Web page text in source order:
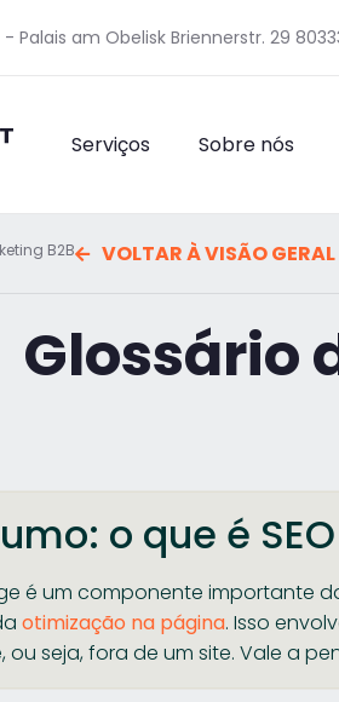
Palais am Obelisk Briennerstr. 29
Serviços Sobre nós
B2B VOLTAR À VISÃO
Glossário
o que é
é um componente importante
otimização na página. Isso
ou seja, fora de um site. Vale a